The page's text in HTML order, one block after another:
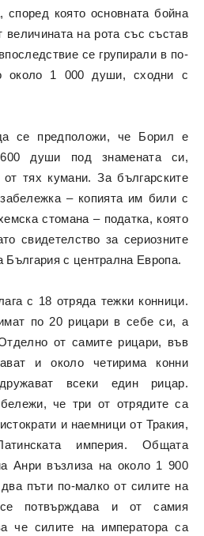
според която основната бойна
величината на рота със състав
се групирали в по-
около 1 000 души, сходни с
се предположи, че Борил е
души под знамената си,
от тях кумани. За българските
– копията им били с
стомана – податка, която
свидетелство за сериозните
България с централна Европа.
с 18 отряда тежки конници.
по 20 рицари в себе си, а
от самите рицари, във
и около четирима конни
всеки един рицар.
че три от отрядите са
и наемници от Тракия,
империя. Общата
Анри възлиза на около 1 900
пъти по-малко от силите на
потвърждава и от самия
че силите на императора са